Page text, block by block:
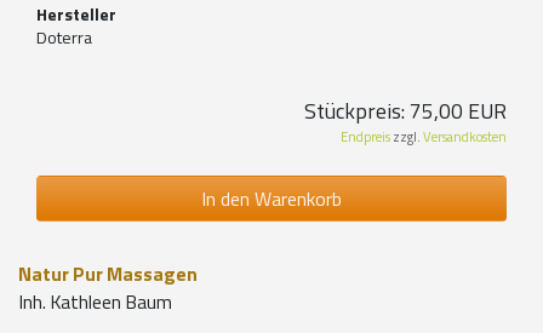
Hersteller
Doterra
Stückpreis: 75,00 EUR
Endpreiszzgl.Versandkosten
In den Warenkorb
Natur Pur Massagen
Inh. Kathleen Baum